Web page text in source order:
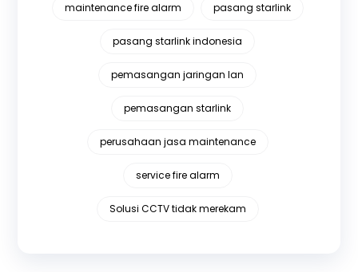
maintenance fire alarm pasang starlink
pasang starlink indonesia
pemasangan jaringan lan
pemasangan starlink
perusahaan jasa maintenance
service fire alarm
Solusi CCTV tidak merekam